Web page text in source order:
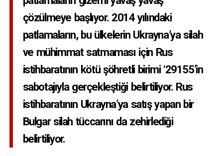
çözülmeye başlıyor. 2014 yılındaki
patlamaların, bu ülkelerin Ukrayna’ya silah
ve mühimmat satmaması için Rus
istihbaratının kötü şöhretli birimi ‘29155’in
sabotajıyla gerçekleştiği belirtiliyor. Rus
istihbaratının Ukrayna’ya satış yapan bir
Bulgar silah tüccarını da zehirlediği
belirtiliyor.